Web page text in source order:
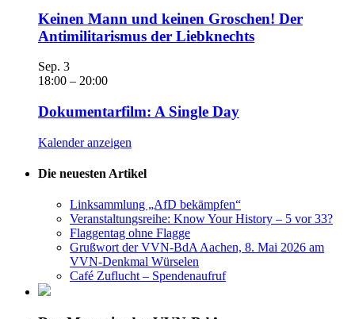
Keinen Mann und keinen Groschen! Der
Antimilitarismus der Liebknechts
Sep. 3
18:00 – 20:00
Dokumentarfilm: A Single Day
Kalender anzeigen
Die neuesten Artikel
Linksammlung „AfD bekämpfen“
Veranstaltungsreihe: Know Your History – 5 vor 33?
Flaggentag ohne Flagge
Grußwort der VVN-BdA Aachen, 8. Mai 2026 am
VVN-Denkmal Würselen
Café Zuflucht – Spendenaufruf